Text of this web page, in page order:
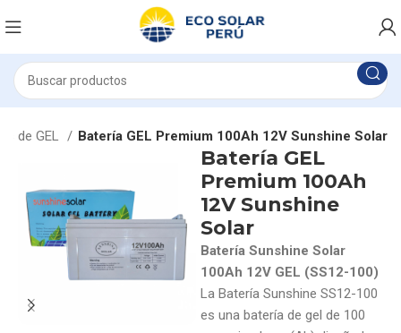
de GEL Batería GEL Premium 100Ah 12V Sunshine Solar
Batería GEL
Premium 100Ah
12V Sunshine
Solar
Batería Sunshine Solar
100Ah 12V GEL (SS12-100)
La Batería Sunshine SS12-100
es una batería de gel de 100